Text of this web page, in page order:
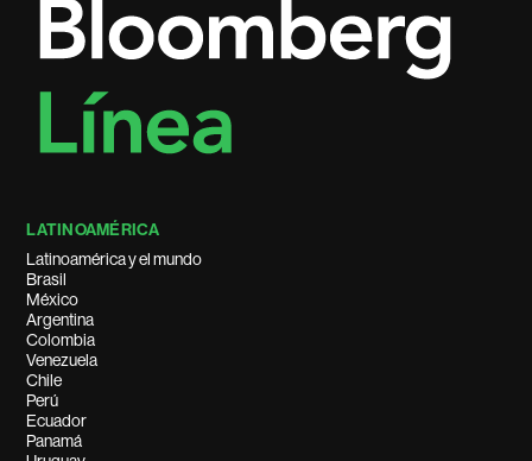
LATINOAMÉRICA
Latinoamérica y el mundo
Brasil
México
Argentina
Colombia
Venezuela
Chile
Perú
Ecuador
Panamá